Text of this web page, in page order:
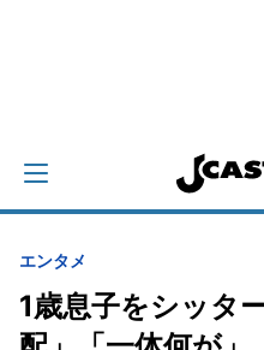
エンタメ
1歳息子をシッタ